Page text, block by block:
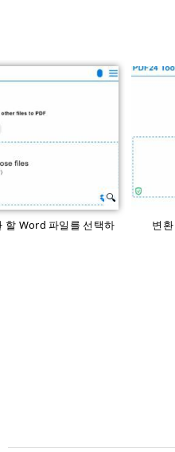
할 Word 파일를 선택하
변